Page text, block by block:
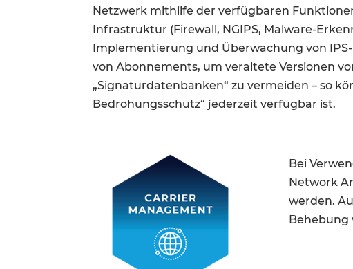
Netzwerk mithilfe der verfügbaren
Infrastruktur (Firewall, NGIPS, Malware-
Implementierung und Überwachung von
von Abonnements, um veraltete Versionen
„Signaturdatenbanken“ zu vermeiden – so
Bedrohungsschutz“ jederzeit verfügbar ist.
Bei
Network
werden.
Behebung